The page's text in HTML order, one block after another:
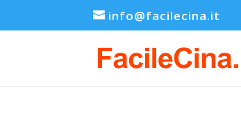
info@facilecina.it